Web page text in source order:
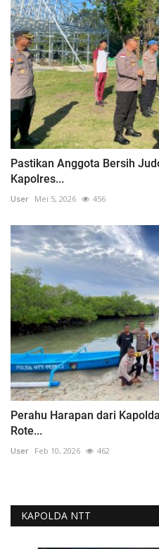
Pastikan Anggota Bersih
Kapolres...
User Mei 5, 2026 456
Perahu Harapan dari
Rote...
User Feb 10, 2026 462
KAPOLDA NTT